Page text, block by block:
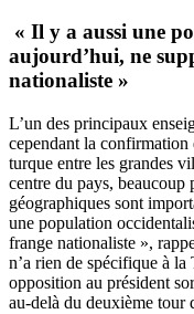
« Il y a aussi une
aujourd’hui, ne
nationaliste »
L’un des principaux
cependant la confirmation
turque entre les grandes
centre du pays, beaucoup
géographiques sont
une population
frange nationaliste »,
n’a rien de spécifique à
opposition au président
au-delà du deuxième tour